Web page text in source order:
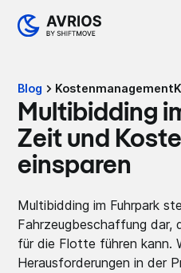
Blog Kostenmanagement
Multibidding
Zeit und
einsparen
Multibidding im Fuhrpark
Fahrzeugbeschaffung dar,
für die Flotte führen kann.
Herausforderungen in der